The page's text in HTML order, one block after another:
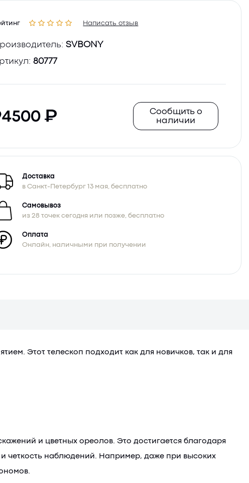
Написать отзыв
SVBONY
80777
Сообщить о
наличии
Доставка
в Санкт-Петербург 13 мая, бесплатно
Самовывоз
из 28 точек сегодня или позже, бесплатно
Оплата
Онлайн, наличными при получении
Этот телескоп подходит как для новичков, так и для
и цветных ореолов. Это достигается благодаря
четкость наблюдений. Например, даже при высоких